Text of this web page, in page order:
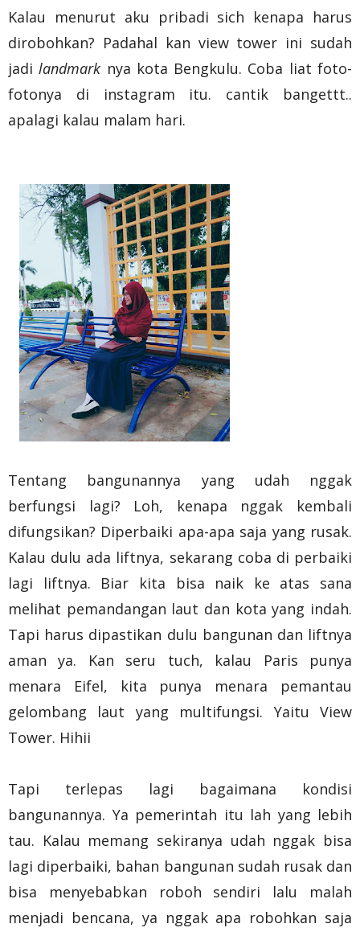
Kalau menurut aku pribadi sich kenapa harus
dirobohkan? Padahal kan view tower ini sudah
jadilandmark nya kota Bengkulu. Coba liat foto-
fotonya di instagram itu. cantik bangettt..
apalagi kalau malam hari.
Tentang bangunannya yang udah nggak
berfungsi lagi? Loh, kenapa nggak kembali
difungsikan? Diperbaiki apa-apa saja yang rusak.
Kalau dulu ada liftnya, sekarang coba di perbaiki
lagi liftnya. Biar kita bisa naik ke atas sana
melihat pemandangan laut dan kota yang indah.
Tapi harus dipastikan dulu bangunan dan liftnya
aman ya. Kan seru tuch, kalau Paris punya
menara Eifel, kita punya menara pemantau
gelombang laut yang multifungsi. Yaitu View
Tower. Hihii
Tapi terlepas lagi bagaimana kondisi
bangunannya. Ya pemerintah itu lah yang lebih
tau. Kalau memang sekiranya udah nggak bisa
lagi diperbaiki, bahan bangunan sudah rusak dan
bisa menyebabkan roboh sendiri lalu malah
menjadi bencana, ya nggak apa robohkan saja